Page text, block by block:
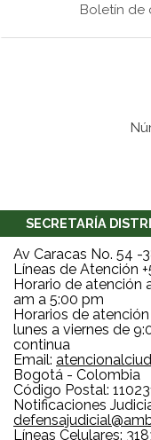
Boletín de
SECRETARÍA
Av Caracas No. 54 -
Líneas de Atención
Horario de atención
am a 5:00 pm
Horarios de
lunes a viernes de
continua
Email:
Bogotá - Colombia
Código Postal:
Notificaciones
Líneas Celulares: